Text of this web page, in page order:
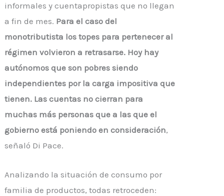
informales y cuentapropistas que no llegan
a fin de mes. Para el caso del
monotributista los topes para pertenecer al
régimen volvieron a retrasarse. Hoy hay
autónomos que son pobres siendo
independientes por la carga impositiva que
tienen. Las cuentas no cierran para
muchas más personas que a las que el
gobierno está poniendo en consideración,
señaló Di Pace.
Analizando la situación de consumo por
familia de productos, todas retroceden: